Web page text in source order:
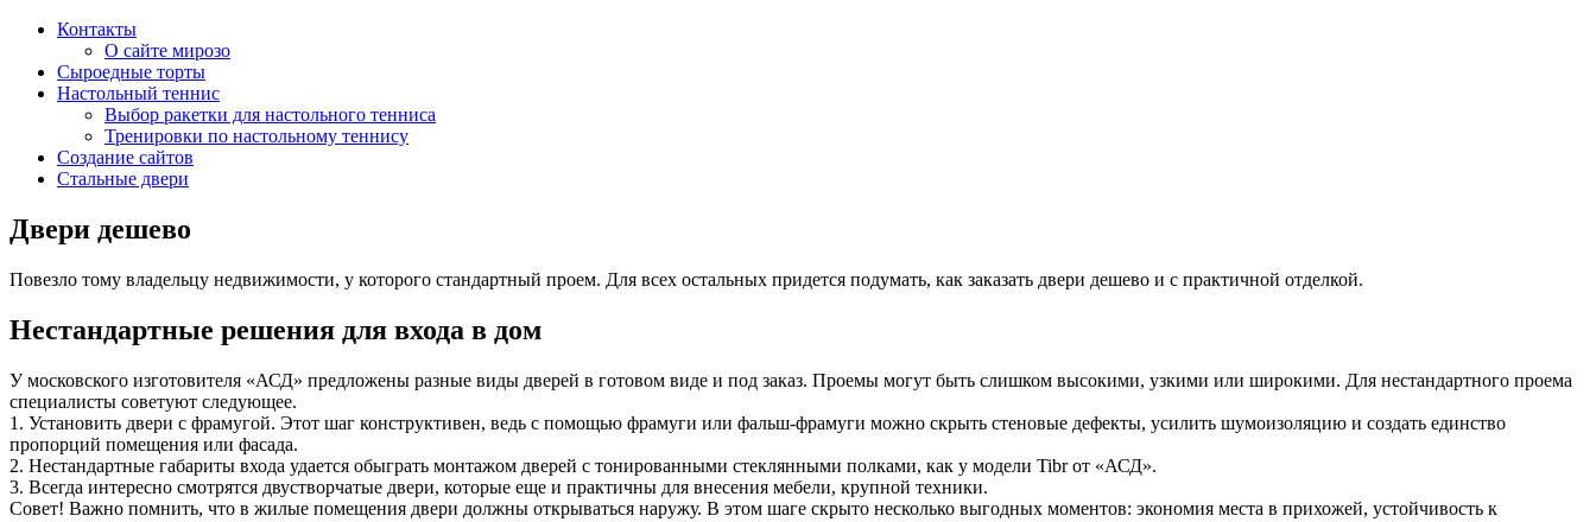
Контакты
О сайте мирозо
Сыроедные торты
Настольный теннис
Выбор ракетки для настольного тенниса
Тренировки по настольному теннису
Создание сайтов
Стальные двери
Двери дешево
Повезло тому владельцу недвижимости, у которого стандартный проем. Для всех остальных придется подумать, как заказать двери дешево и с практичной отделкой.
Нестандартные решения для входа в дом
У московского изготовителя «АСД» предложены разные виды дверей в готовом виде и под заказ. Проемы могут быть слишком высокими, узкими или широкими. Для нестандартного проема
специалисты советуют следующее.
1. Установить двери с фрамугой. Этот шаг конструктивен, ведь с помощью фрамуги или фальш-фрамуги можно скрыть стеновые дефекты, усилить шумоизоляцию и создать единство
пропорций помещения или фасада.
2. Нестандартные габариты входа удается обыграть монтажом дверей с тонированными стеклянными полками, как у модели Tibr от «АСД».
3. Всегда интересно смотрятся двустворчатые двери, которые еще и практичны для внесения мебели, крупной техники.
Совет! Важно помнить, что в жилые помещения двери должны открываться наружу. В этом шаге скрыто несколько выгодных моментов: экономия места в прихожей, устойчивость к